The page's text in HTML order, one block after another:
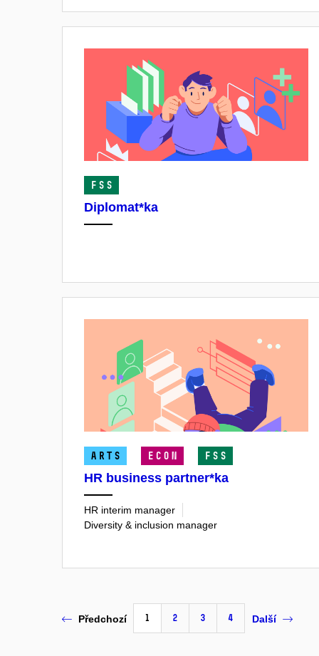
FSS
Diplomat*ka
ARTS ECON FSS
HR business partner*ka
HR interim manager
Diversity & inclusion manager
Předchozí 1 2 3 4 Další